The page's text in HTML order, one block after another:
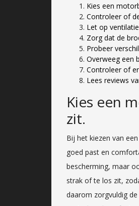
Kies een
Controleer of
Let op
Zorg dat de
Probeer
Overweeg een
Controleer of
Lees reviews
Kies een
zit.
Bij het kiezen van
goed past en
bescherming, maar
strak of te los zit,
daarom zorgvuldig